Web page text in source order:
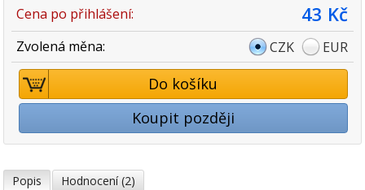
Cena po přihlášení: 43 Kč
Zvolená měna: CZK EUR
Do košíku
Koupit později
Popis Hodnocení (2)